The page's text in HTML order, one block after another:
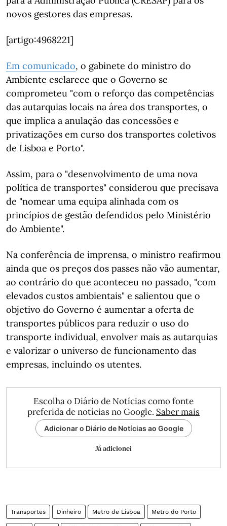
novos gestores das empresas.
[artigo:4968221]
Em comunicado, o gabinete do ministro do
Ambiente esclarece que o Governo se
comprometeu "com o reforço das competências
das autarquias locais na área dos transportes, o
que implica a anulação das concessões e
privatizações em curso dos transportes coletivos
de Lisboa e Porto".
Assim, para o "desenvolvimento de uma nova
política de transportes" considerou que precisava
de "nomear uma equipa alinhada com os
princípios de gestão defendidos pelo Ministério
do Ambiente".
Na conferência de imprensa, o ministro reafirmou
ainda que os preços dos passes não vão aumentar,
ao contrário do que aconteceu no passado, "com
elevados custos ambientais" e salientou que o
objetivo do Governo é aumentar a oferta de
transportes públicos para reduzir o uso do
transporte individual, envolver mais as autarquias
e valorizar o universo de funcionamento das
empresas, incluindo os utentes.
Escolha o Diário de Notícias como fonte
preferida de notícias no Google. Saber mais
Adicionar o Diário de Notícias ao Google
Já adicionei
Transportes Dinheiro Metro de Lisboa Metro do Porto